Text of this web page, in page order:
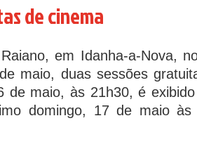
de cinema
em Idanha-a-Nova,
maio, duas sessões
de maio, às 21h30, é
domingo, 17 de maio